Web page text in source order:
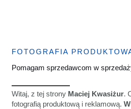
FOTOGRAFIA
Pomagam sprzedawcom w
Witaj, z tej strony Maciej Kwasiżur.
fotografią produktową i reklamową.